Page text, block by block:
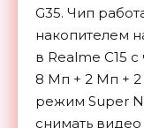
G35. Чип
накопителем
в Realme C15
8 Мп + 2 Мп +
режим Super
снимать